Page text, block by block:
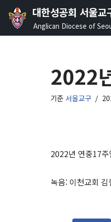
콘
대한성공회 서울교
Anglican Diocese of
2022
기준 서울교구
2022년 연중17주
녹음: 이천교회